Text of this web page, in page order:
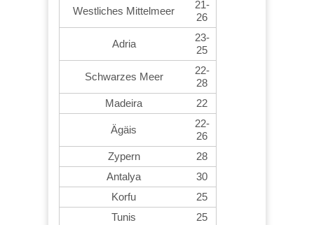
Westliches Mittelmeer
21-
26
Adria
23-
25
Schwarzes Meer
22-
28
Madeira
22
Ägäis
22-
26
Zypern
28
Antalya
30
Korfu
25
Tunis
25